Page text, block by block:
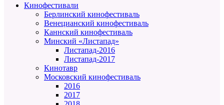
Кинофестивали
Берлинский кинофестиваль
Венецианский кинофестиваль
Каннский кинофестиваль
Минский «Листапад»
Листапад-2016
Листапад-2017
Кинотавр
Московский кинофестиваль
2016
2017